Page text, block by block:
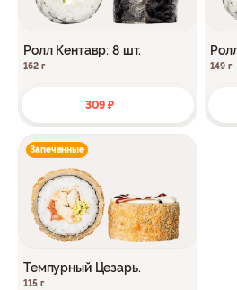
Ролл Кентавр: 8 шт.
162 г
309 ₽
149 г
Запеченные
Темпурный Цезарь.
115 г